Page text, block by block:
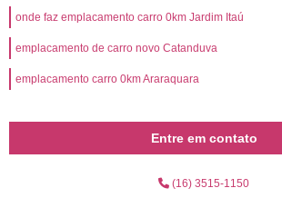
onde faz emplacamento carro 0km Jardim Itaú
emplacamento de carro novo Catanduva
emplacamento carro 0km Araraquara
Entre em contato
(16) 3515-1150